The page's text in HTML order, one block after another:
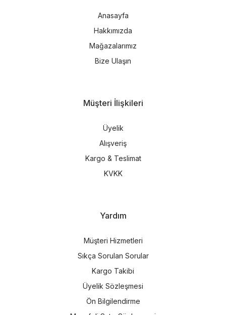
Anasayfa
Hakkımızda
Mağazalarımız
Bize Ulaşın
Müşteri İlişkileri
Üyelik
Alışveriş
Kargo & Teslimat
KVKK
Yardım
Müşteri Hizmetleri
Sıkça Sorulan Sorular
Kargo Takibi
Üyelik Sözleşmesi
Ön Bilgilendirme